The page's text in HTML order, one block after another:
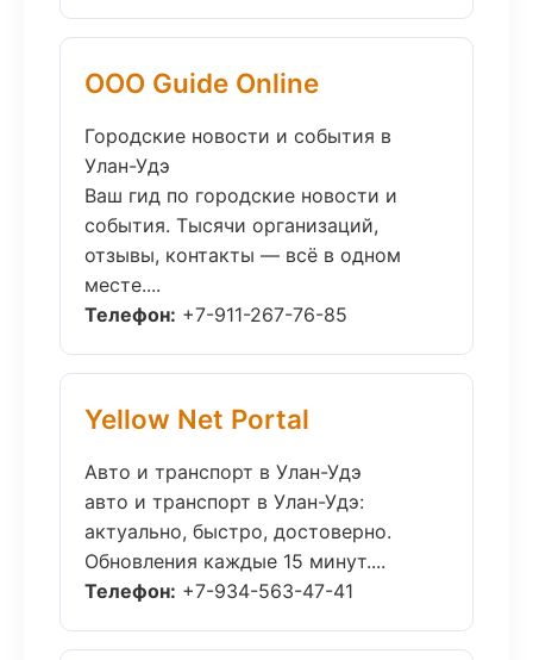
ООО Guide Online
Городские новости и события в
Улан-Удэ
Ваш гид по городские новости и
события. Тысячи организаций,
отзывы, контакты — всё в одном
месте....
Телефон: +7-911-267-76-85
Yellow Net Portal
Авто и транспорт в Улан-Удэ
авто и транспорт в Улан-Удэ:
актуально, быстро, достоверно.
Обновления каждые 15 минут....
Телефон: +7-934-563-47-41